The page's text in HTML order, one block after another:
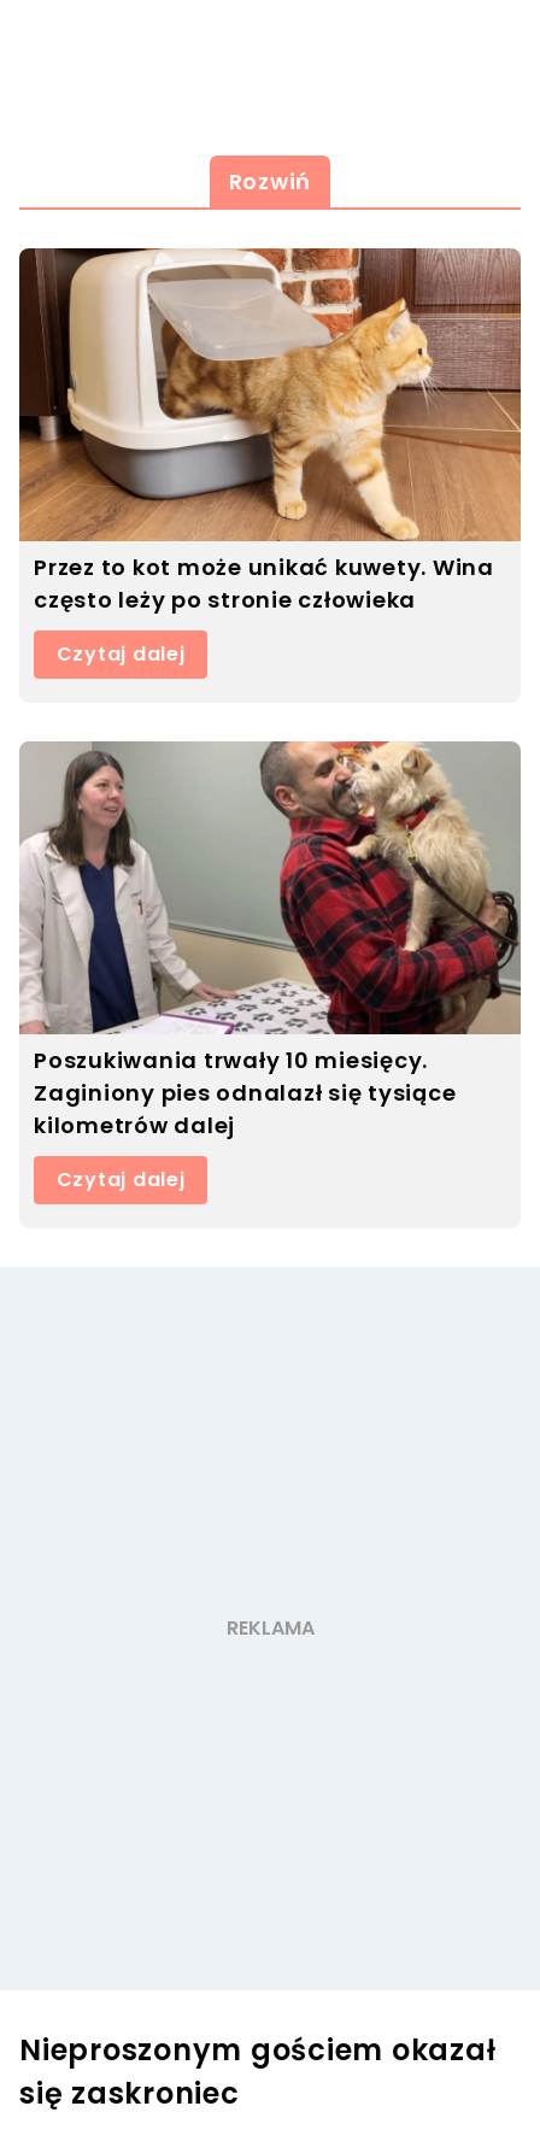
Rozwiń
Przez to kot może unikać kuwety. Wina
często leży po stronie człowieka
Czytaj dalej
Poszukiwania trwały 10 miesięcy.
Zaginiony pies odnalazł się tysiące
kilometrów dalej
Czytaj dalej
Nieproszonym gościem okazał
się zaskroniec